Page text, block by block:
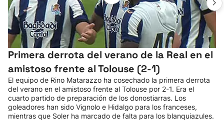
Primera derrota del verano de la Real en el
amistoso frente al Tolouse (2-1)
El equipo de Rino Matarazzo ha cosechado la primera derrota
del verano en el amistoso frente al Tolouse por 2-1. Era el
cuarto partido de preparación de los donostiarras. Los
goleadores han sido Vignolo e Hidalgo para los franceses,
mientras que Soler ha marcado de falta para los blanquiazules.